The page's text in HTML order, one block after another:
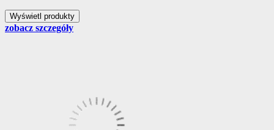
zobacz szczegóły